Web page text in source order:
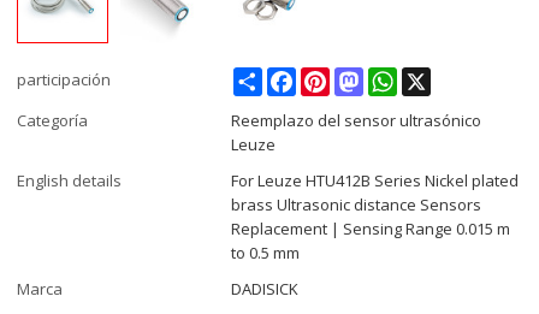
participación ShareFacebookPinterestMastodonWhatsApp
Categoría
Reemplazo del sensor ultrasónico
Leuze
English details
For Leuze HTU412B Series Nickel plated
brass Ultrasonic distance Sensors
Replacement | Sensing Range 0.015 m
to 0.5 mm
Marca
DADISICK